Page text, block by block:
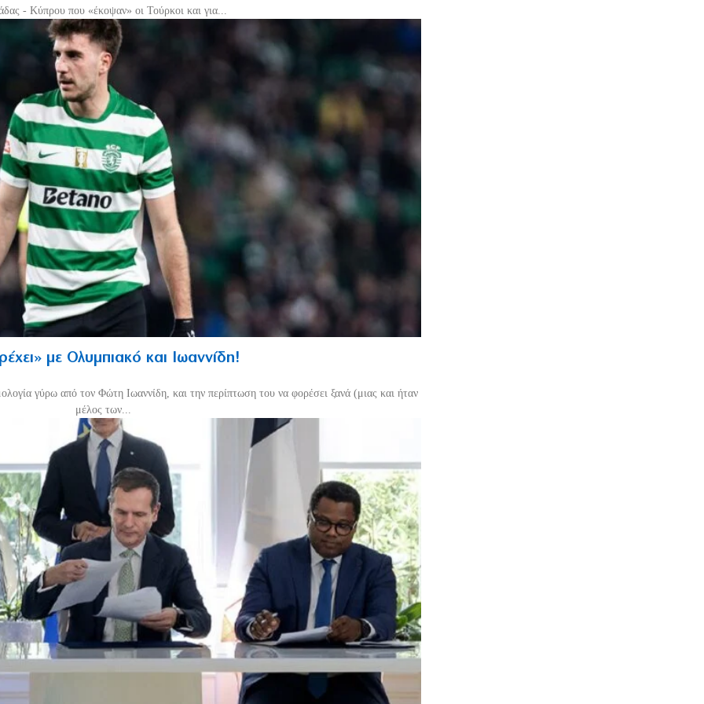
- Κύπρου που «έκοψαν» οι Τούρκοι και για...
με Ολυμπιακό και Ιωαννίδη!
γύρω από τον Φώτη Ιωαννίδη, και την περίπτωση του να φορέσει ξανά (μιας και ήταν
μέλος των...